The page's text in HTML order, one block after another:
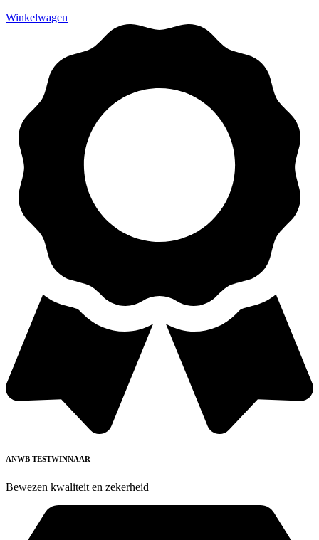
Winkelwagen
ANWB TESTWINNAAR
Bewezen kwaliteit en zekerheid